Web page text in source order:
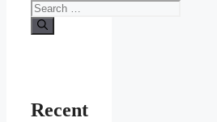
Recent